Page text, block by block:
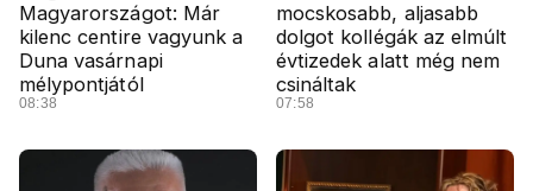
Magyarországot: Már
kilenc centire vagyunk a
Duna vasárnapi
mélypontjától
08:38
mocskosabb, aljasabb
dolgot kollégák az elmúlt
évtizedek alatt még nem
csináltak
07:58